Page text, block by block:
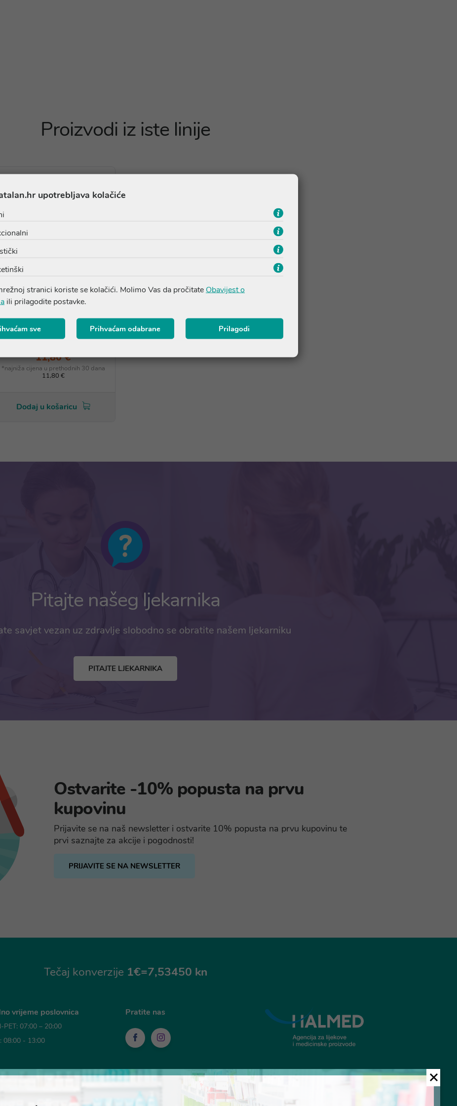
Proizvodi iz iste linije
AKCIJA
Uriage Deodorant roll-on
11,80 €
*najniža cijena u prethodnih 30 dana
11,80 €
Dodaj u košaricu
Pitajte našeg ljekarnika
savjet vezan uz zdravlje slobodno se obratite našem ljekarniku
PITAJTE LJEKARNIKA
Ostvarite -10% popusta na prvu
kupovinu
Prijavite se na naš newsletter i ostvarite 10% popusta na prvu kupovinu te
prvi saznajte za akcije i pogodnosti!
PRIJAVITE SE NA NEWSLETTER
Tečaj konverzije 1€=7,53450 kn
vrijeme poslovnica
PET: 07:00 – 20:00
08:00 - 13:00
Pratite nas
plaćanja
© Ljekarna Talan 2026
upotrebljava kolačiće
stranici koriste se kolačići. Molimo Vas da pročitateObavijest o
ili prilagodite postavke.
sve Prihvaćam odabrane Prilagodi